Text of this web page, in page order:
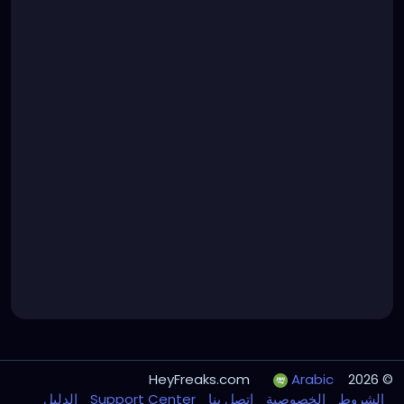
© 2026 HeyFreaks.com
Arabic
الشروط
الخصوصية اتصل بنا Support Center الدليل